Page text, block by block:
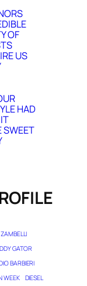
OF
US
HAD
SWEET
GATOR
BARBIERI
WEEK
DIESEL